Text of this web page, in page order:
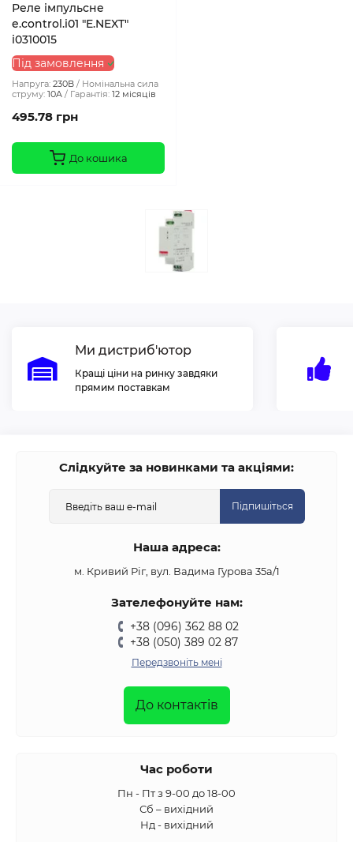
Реле імпульсне
e.control.i01 "E.NEXT"
i0310015
Під замовлення
Напруга: 230В
Номінальна сила
струму: 10A Гарантія: 12 місяців
495.78 грн
До кошика
Ми дистриб'ютор
Кращі ціни на ринку завдяки
прямим поставкам
Слідкуйте за новинками та акціями:
Підпишіться
Наша адреса:
м. Кривий Ріг, вул. Вадима Гурова 35а/1
Зателефонуйте нам:
+38 (096) 362 88 02
+38 (050) 389 02 87
Передзвоніть мені
До контактів
Час роботи
Пн - Пт з 9-00 до 18-00
Сб – вихідний
Нд - вихідний